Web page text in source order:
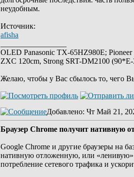
неудобным.
Источник:
afisha
OLED Panasonic TX-65HZ980E;
ZXC 120cm, Strong SRT-DM2100
Желаю, чтобы у Вас сбылось то, чего
Добавлено: Чт Май 21,
Браузер Chrome получит нативную
Google Chrome и другие браузеры на
нативную отложенную, или «ленивую»
потребление сетевого трафика и